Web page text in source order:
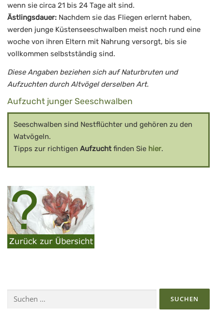
wenn sie circa 21 bis 24 Tage alt sind.
Ästlingsdauer: Nachdem sie das Fliegen erlernt haben,
werden junge Küstenseeschwalben meist noch rund eine
woche von ihren Eltern mit Nahrung versorgt, bis sie
vollkommen selbstständig sind.
Diese Angaben beziehen sich auf Naturbruten und
Aufzuchten durch Altvögel derselben Art.
Aufzucht junger Seeschwalben
Seeschwalben sind Nestflüchter und gehören zu den
Watvögeln.
Tipps zur richtigen Aufzucht finden Sie hier.
nach: